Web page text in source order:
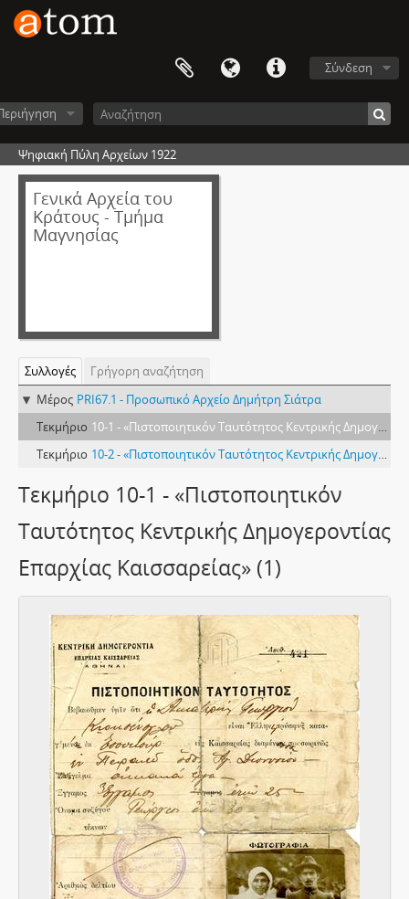
Σύνδεση
Ψηφιακή Πύλη Αρχείων 1922
Γενικά Αρχεία του
Κράτους - Τμήμα
Μαγνησίας
Συλλογές
Γρήγορη αναζήτηση
Μέρος PRI67.1 - Προσωπικό Αρχείο Δημήτρη Σιάτρα
Τεκμήριο 10-1 - «Πιστοποιητικόν Ταυτότητος Κεντρικής Δημογεροντίας Επαρχίας Καισσαρείας» (1)
Τεκμήριο 10-2 - «Πιστοποιητικόν Ταυτότητος Κεντρικής Δημογεροντίας Επαρχίας Καισσαρείας» (2)
Τεκμήριο 10-1 - «Πιστοποιητικόν
Ταυτότητος Κεντρικής Δημογεροντίας
Επαρχίας Καισσαρείας» (1)